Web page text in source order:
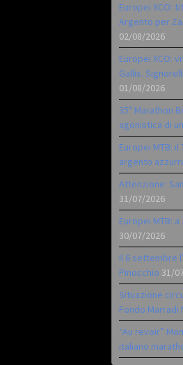
Europei XCO:
Argento per
02/08/2026
Europei XCO:
Gallis.
01/08/2026
35ª Marathon
agonistica di
Europei MTB:
argento
Attenzione:
31/07/2026
Europei MTB:
30/07/2026
Il 6 settembre
Pinocchio 31/
Situazione
Fondo Marradi
“Au revoir”
italiano